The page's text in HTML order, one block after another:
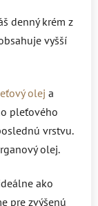
denný krém z
vyšší
olej a
pleťového
vrstvu.
olej.
ako
pre zvýšenú